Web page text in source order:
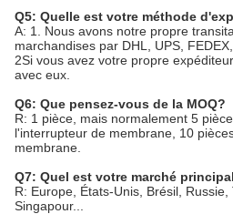
Q5: Quelle est votre méthode
A: 1. Nous avons notre propre
marchandises par DHL, UPS, FEDEX,
2Si vous avez votre propre
avec eux.
Q6: Que pensez-vous de la MOQ?
R: 1 pièce, mais normalement 5
l'interrupteur de membrane, 10
membrane.
Q7: Quel est votre marché
R: Europe, États-Unis, Brésil, Russie,
Singapour...